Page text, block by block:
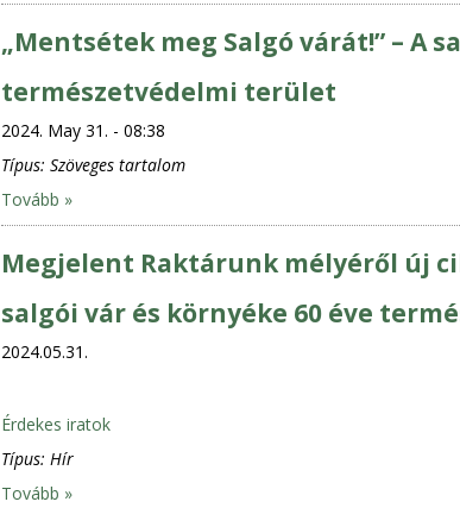
„Mentsétek meg Salgó várát!” – A
természetvédelmi terület
2024. May 31. - 08:38
Típus: Szöveges tartalom
Tovább »
Megjelent Raktárunk mélyéről új
salgói vár és környéke 60 éve
2024.05.31.
Érdekes iratok
Típus: Hír
Tovább »